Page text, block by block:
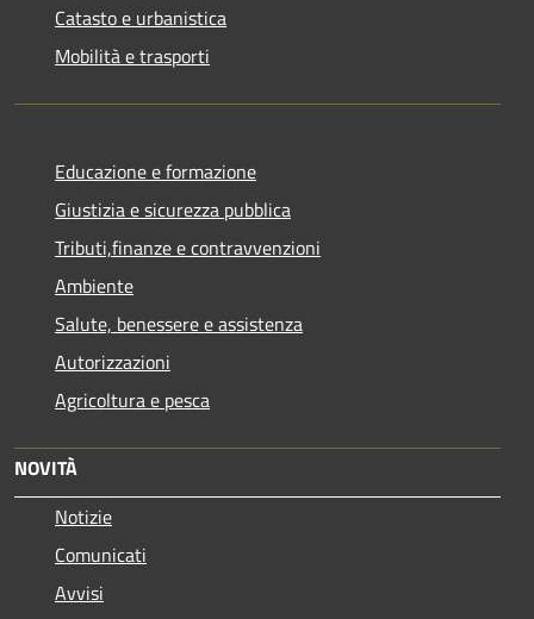
Catasto e urbanistica
Mobilità e trasporti
Educazione e formazione
Giustizia e sicurezza pubblica
Tributi,finanze e contravvenzioni
Ambiente
Salute, benessere e assistenza
Autorizzazioni
Agricoltura e pesca
NOVITÀ
Notizie
Comunicati
Avvisi